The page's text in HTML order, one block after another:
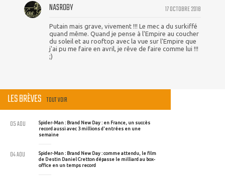
17 OCTOBRE 2018
NASROBY
Putain mais grave, vivement !!! Le mec a du surkiffé
quand même. Quand je pense à l'Empire au coucher
du soleil et au rooftop avec la vue sur l'Empire que
j'ai pu me faire en avril, je rêve de faire comme lui !!!
;)
LES BRÈVES TOUT VOIR
Spider-Man : Brand New Day : en France, un succès
record aussi avec 3 millions d'entrées en une
semaine
05 AOU
Spider-Man : Brand New Day : comme attendu, le film
de Destin Daniel Cretton dépasse le milliard au box-
office en un temps record
04 AOU